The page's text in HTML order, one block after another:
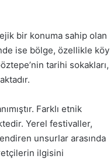
bir konuma sahip olan
ise bölge, özellikle köy
tarihi sokakları,
Farklı etnik
Yerel festivaller,
unsurlar arasında
ilgisini